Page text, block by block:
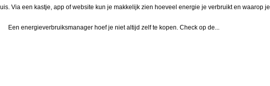
Via een kastje, app of website kun je makkelijk zien hoeveel energie je verbruikt en waarop je
energieverbruiksmanager hoef je niet altijd zelf te kopen. Check op de...